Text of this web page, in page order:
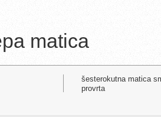
matica
šesterokutna matica
provrta